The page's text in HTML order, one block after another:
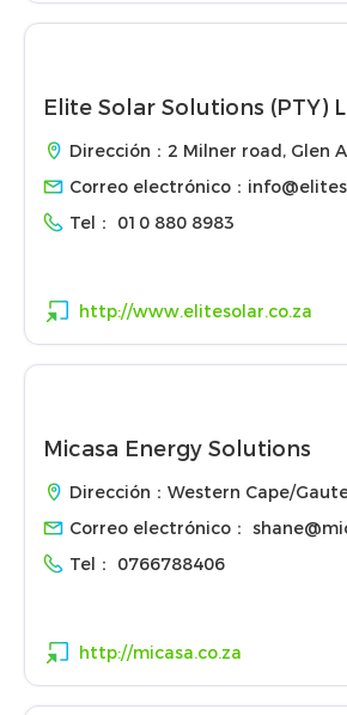
Elite Solar Solutions (PTY)
Dirección：2 Milner road, Glen
Correo electrónico：
Tel：
010 880 8983
http://www.elitesolar.co.za
Micasa Energy Solutions
Dirección：Western Cape/
Correo electrónico：
Tel：
0766788406
http://micasa.co.za